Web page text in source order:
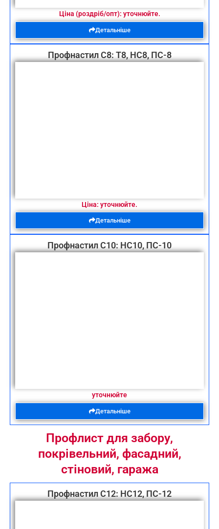
Ціна (роздріб/опт): уточнюйте.
Детальніше
Профнастил С8: Т8, НС8, ПС-8
Ціна: уточнюйте.
Детальніше
Профнастил С10: НС10, ПС-10
уточнюйте
Детальніше
Профлист для забору,
покрівельний, фасадний,
стіновий, гаража
Профнастил С12: НС12, ПС-12